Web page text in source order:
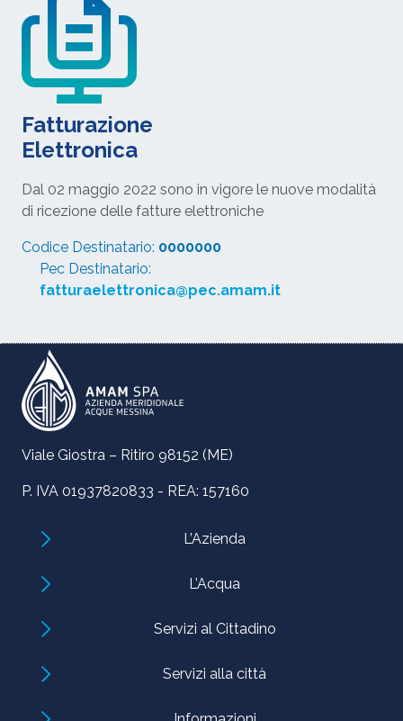
Fatturazione
Elettronica
Dal 02 maggio 2022 sono in vigore le nuove modalità
di ricezione delle fatture elettroniche
Codice Destinatario: 0000000
Pec Destinatario:
fatturaelettronica@pec.amam.it
Viale Giostra – Ritiro 98152 (ME)
P. IVA 01937820833 - REA: 157160
L’Azienda
L’Acqua
Servizi al Cittadino
Servizi alla città